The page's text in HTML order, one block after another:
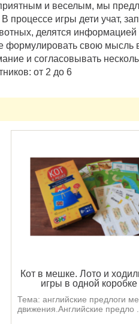
и веселым, мы
процессе игры дети учат,
делятся
формулировать свою мысль
и согласовывать
от 2 до 6
Кот в мешке. Лото и
игры в одной коробке
Тема: английские предлоги
движения.Английские предло ...